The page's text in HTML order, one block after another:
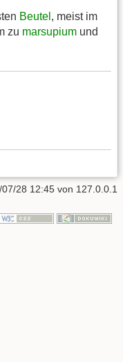
Beutel , meist im
zu marsupium und
07/28 12:45 von 127.0.0.1